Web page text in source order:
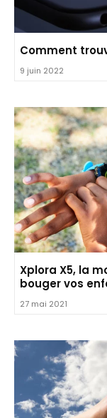
Comment
9 juin 2022
Xplora X5, la
bouger vos
27 mai 2021